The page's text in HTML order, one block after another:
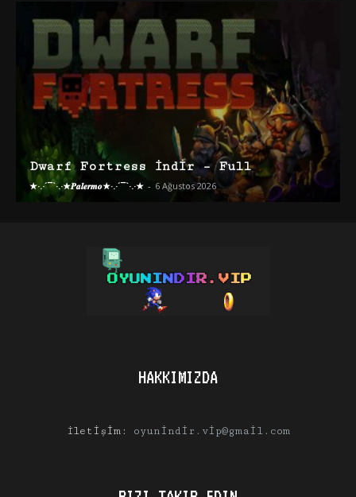
Dwarf Fortress İndir – Full
★·.·´¯`·.·★𝑷𝒂𝒍𝒆𝒓𝒎𝒐★·.·´¯`·.·★ - 6 Ağustos 2026
HAKKIMIZDA
İletişim: oyunindir.vip@gmail.com